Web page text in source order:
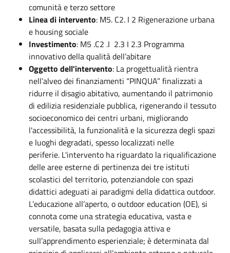
comunità e terzo settore
Linea di intervento: M5. C2. I 2 Rigenerazione urbana
e housing sociale
Investimento: M5 .C2 .I 2.3 I 2.3 Programma
innovativo della qualità dell’abitare
Oggetto dell'intervento: La progettualità rientra
nell’alveo dei finanziamenti “PINQUA” finalizzati a
ridurre il disagio abitativo, aumentando il patrimonio
di edilizia residenziale pubblica, rigenerando il tessuto
socioeconomico dei centri urbani, migliorando
l'accessibilità, la funzionalità e la sicurezza degli spazi
e luoghi degradati, spesso localizzati nelle
periferie. L'intervento ha riguardato la riqualificazione
delle aree esterne di pertinenza dei tre istituti
scolastici del territorio, potenziandole con spazi
didattici adeguati ai paradigmi della didattica outdoor.
L’educazione all’aperto, o outdoor education (OE), si
connota come una strategia educativa, vasta e
versatile, basata sulla pedagogia attiva e
sull’apprendimento esperienziale; è determinata dal